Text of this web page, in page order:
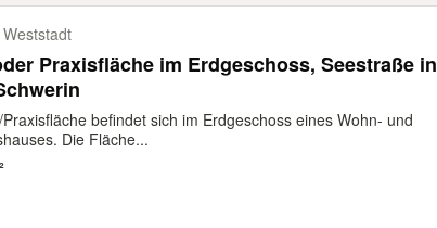
Praxisfläche im Erdgeschoss, Seestraße in
befindet sich im Erdgeschoss eines Wohn- und
Die Fläche...